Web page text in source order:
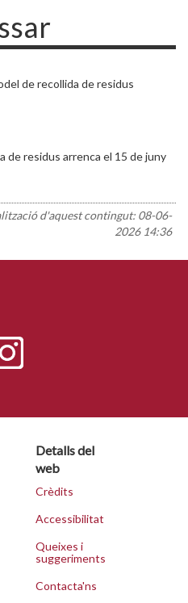
de recollida de residus
de residus arrenca el 15 de juny
d'aquest contingut: 08-06-
2026 14:36
Detalls del
web
Crèdits
Accessibilitat
Queixes i
suggeriments
Contacta'ns